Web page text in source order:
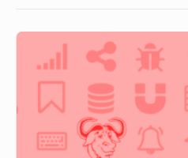
vuol
free
software